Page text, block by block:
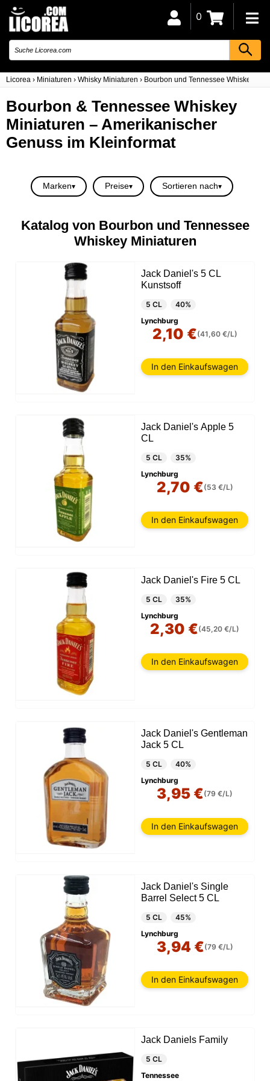
Licorea › Miniaturen › Whisky Miniaturen › Bourbon und Tennessee Whiskey
0
Bourbon & Tennessee Whiskey
Miniaturen – Amerikanischer
Genuss im Kleinformat
Marken Preise Sortieren nach
Katalog von Bourbon und Tennessee
Whiskey Miniaturen
Jack Daniel's 5 CL
Kunstsoff
5 CL
40%
Lynchburg
2,10 €(41,60 €/L)
In den Einkaufswagen
Jack Daniel's Apple 5
CL
5 CL
35%
Lynchburg
2,70 €(53 €/L)
In den Einkaufswagen
Jack Daniel's Fire 5 CL
5 CL
35%
Lynchburg
2,30 €(45,20 €/L)
In den Einkaufswagen
Jack Daniel's Gentleman
Jack 5 CL
5 CL
40%
Lynchburg
3,95 €(79 €/L)
In den Einkaufswagen
Jack Daniel's Single
Barrel Select 5 CL
5 CL
45%
Lynchburg
3,94 €(79 €/L)
In den Einkaufswagen
Jack Daniels Family
5 CL
Tennessee